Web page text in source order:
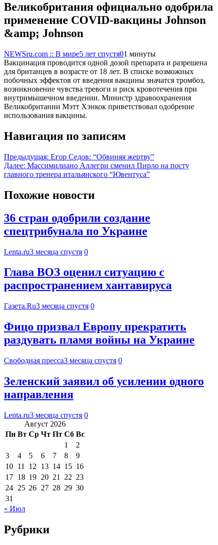
Великобритания официально одобрила
применение COVID-вакцины Johnson
&amp; Johnson
NEWSru.com :: В мире5 лет спустя01 минуты
Вакцинация проводится одной дозой препарата и разрешена
для британцев в возрасте от 18 лет. В списке возможных
побочных эффектов от введения вакцины значатся тромбоз,
возникновение чувства тревоги и риск кровотечения при
внутримышечном введении. Министр здравоохранения
Великобритании Мэтт Хэнкок приветствовал одобрение
использования вакцины.
Навигация по записям
Предыдущая: Егор Седов: “Обвиняя жертву”
Далее: Массимилиано Аллегри сменил Пирло на посту
главного тренера итальянского “Ювентуса”
Похожие новости
36 стран одобрили создание
спецтрибунала по Украине
Lenta.ru3 месяца спустя 0
Глава ВОЗ оценил ситуацию с
распространением хантавируса
Газета.Ru3 месяца спустя 0
Фицо призвал Европу прекратить
раздувать пламя войны на Украине
Свободная пресса3 месяца спустя 0
Зеленский заявил об усилении одного
направления
Lenta.ru3 месяца спустя 0
Август 2026
Пн Вт Ср Чт Пт Сб Вс
1
2
3
4 5 6 7 8
9
10 11 12 13 14 15 16
17 18 19 20 21 22 23
24 25 26 27 28 29 30
31
« Июл
Рубрики